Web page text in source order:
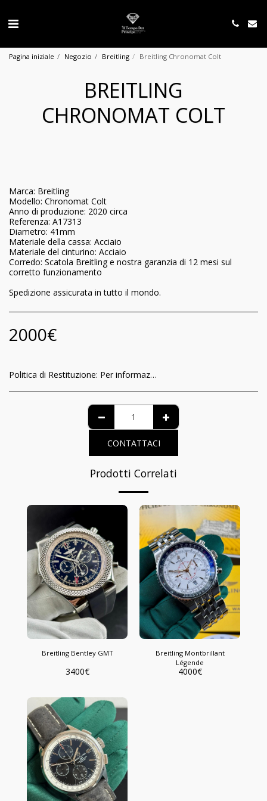
Pagina iniziale Negozio Breitling Breitling Chronomat Colt
BREITLING
CHRONOMAT COLT
Marca: Breitling
Modello: Chronomat Colt
Anno di produzione: 2020 circa
Referenza: A17313
Diametro: 41mm
Materiale della cassa: Acciaio
Materiale del cinturino: Acciaio
Corredo: Scatola Breitling e nostra garanzia di 12 mesi sul
corretto funzionamento
Spedizione assicurata in tutto il mondo.
2000€
Politica di Restituzione: Per informazioni relative al riconoscimento per il consumatore della garanzia di funzionamento e delle modalità di recesso del contratto, è possibile visionare l’informativa completa nella pagina dedicata al seguente link: https://www.iltempodeiprincipi.it/terms
CONTATTACI
Prodotti Correlati
Breitling Bentley GMT
3400€
Breitling Montbrillant
Légende
4000€